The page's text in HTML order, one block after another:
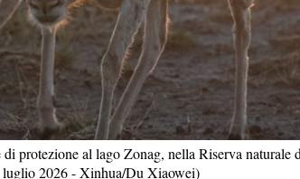
protezione al lago Zonag, nella Riserva
luglio 2026 - Xinhua/Du Xiaowei)